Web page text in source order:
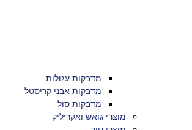
מדבקות עגולות
מדבקות אבני קריסטל
מדבקות סול
מוצרי גואש ואקריליק